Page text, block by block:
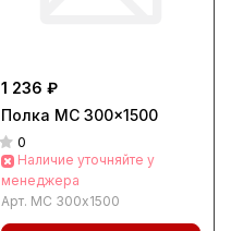
1 236 ₽
Полка МС 300x1500
0
Наличие уточняйте у
менеджера
Арт. МС 300x1500